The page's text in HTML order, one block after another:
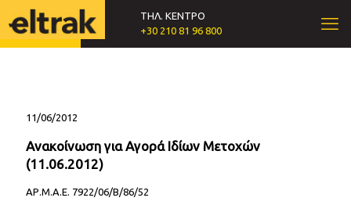
ΤΗΛ. ΚΕΝΤΡΟ
+30 210 81 96 800
11/06/2012
Ανακοίνωση για Αγορά Ιδίων Μετοχών
(11.06.2012)
ΑΡ.Μ.Α.Ε. 7922/06/Β/86/52